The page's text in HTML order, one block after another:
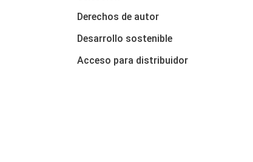
Derechos de autor
Desarrollo sostenible
Acceso para distribuidor